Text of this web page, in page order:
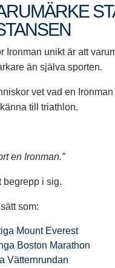
Ironman unikt är att
än själva sporten.
vet vad en
till triathlon.
en Ironman.”
begrepp i sig.
som:
Mount Everest
Boston Marathon
Vätternrundan